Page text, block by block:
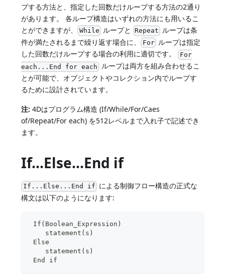
プする方法と、指定した回数だけループする方法の2通り
があります。 各ループ構造はいずれの方法にも用いるこ
とができますが、 While ループと Repeat
ループは条
件が満たされるまで繰り返す場合に、 For ループは指定
した回数だけループする場合の利用に適切です。 For
each...End for each ループは両方を組み合わせるこ
とが可能で、オブジェクトやコレクション内でループす
るために設計されています。
注: 4Dはプログラム構造 (If/While/For/Caes
of/Repeat/For each) を512レベルまで入れ子で記述でき
ます。
If...Else...End if
If...Else...End if による制御フロー構造の正式な
構文は以下のようになります:
If(Boolean_Expression)
    statement(s)
Else
    statement(s)
End if